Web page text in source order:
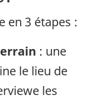
en 3 étapes :
: une
le lieu de
les